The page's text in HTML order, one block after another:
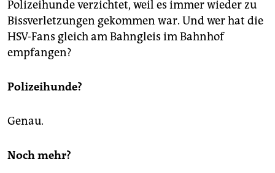
Polizeihunde verzichtet, weil es immer wieder zu
Bissverletzungen gekommen war. Und wer hat die
HSV-Fans gleich am Bahngleis im Bahnhof
empfangen?
Polizeihunde?
Genau.
Noch mehr?